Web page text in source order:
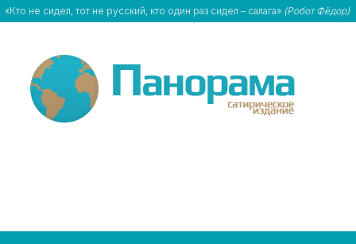
«Кто не сидел, тот не русский, кто один раз сидел – салага» (Робот Фёдор)